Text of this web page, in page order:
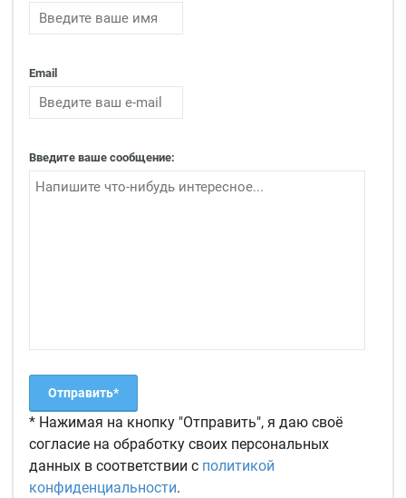
Email
Введите ваше сообщение:
* Нажимая на кнопку "Отправить", я даю своё
согласие на обработку своих персональных
данных в соответствии с политикой
конфиденциальности.